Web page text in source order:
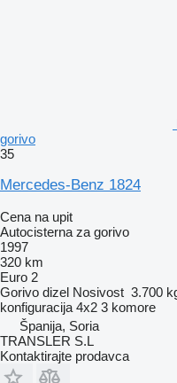
gorivo
35
Mercedes-Benz 1824
Cena na upit
Autocisterna za gorivo
1997
320 km
Euro 2
Gorivo dizel Nosivost 3.700
konfiguracija 4x2 3 komore
Španija, Soria
TRANSLER S.L
Kontaktirajte prodavca